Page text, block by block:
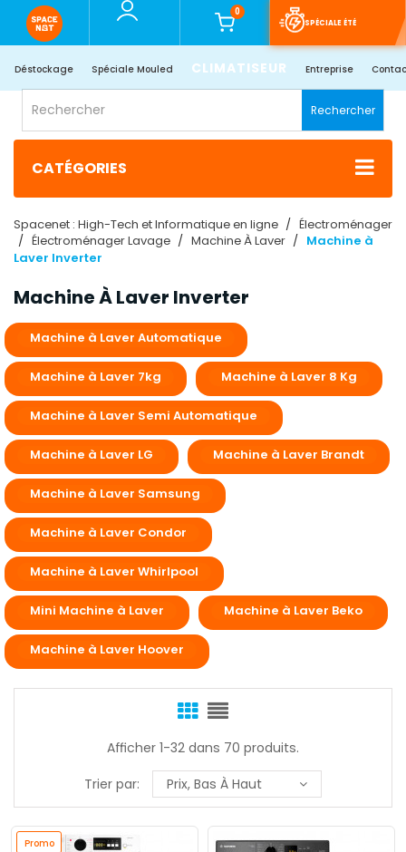
0
SPÉCIALE ÉTÉ
Déstockage Spéciale Mouled CLIMATISEUR Entreprise
Rechercher
CATÉGORIES
Spacenet : High-Tech et Informatique en ligne
Électroménager
Électroménager Lavage
Machine À Laver
Machine à
Laver Inverter
Machine À Laver Inverter
Machine à Laver Automatique
Machine à Laver 7kg Machine à Laver 8 Kg
Machine à Laver Semi Automatique
Machine à Laver LG Machine à Laver Brandt
Machine à Laver Samsung
Machine à Laver Condor
Machine à Laver Whirlpool
Mini Machine à Laver Machine à Laver Beko
Machine à Laver Hoover
Afficher 1-32 dans 70 produits.
Trier par:
Prix, Bas À Haut
Promo